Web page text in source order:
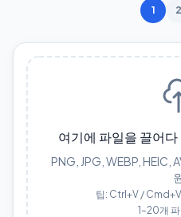
1 2
여기에 파일을 끌어
PNG, JPG, WEBP, HEIC,
팁: Ctrl+V /
1–20개